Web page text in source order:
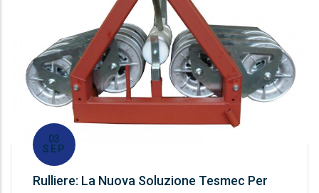
03
SEP
Rulliere: La Nuova Soluzione Tesmec Per